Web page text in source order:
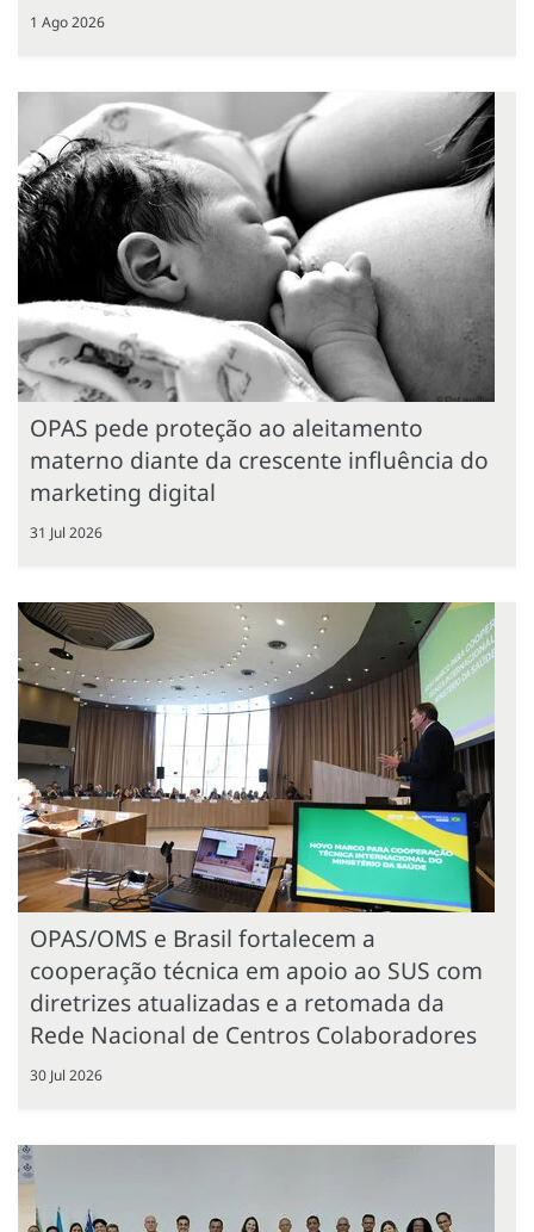
1 Ago 2026
OPAS pede proteção ao aleitamento
materno diante da crescente influência do
marketing digital
31 Jul 2026
OPAS/OMS e Brasil fortalecem a
cooperação técnica em apoio ao SUS com
diretrizes atualizadas e a retomada da
Rede Nacional de Centros Colaboradores
30 Jul 2026